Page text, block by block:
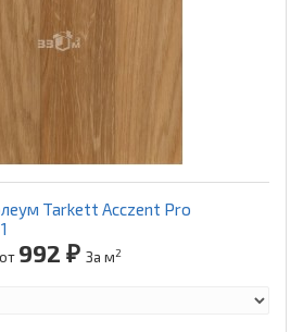
Tarkett Acczent Pro
от 992 ₽ За м2